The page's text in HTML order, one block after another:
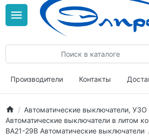
Производители Контакты
Автоматические выключатели, УЗО
Автоматические выключатели в литом
ВА21-29В Автоматические выключатели